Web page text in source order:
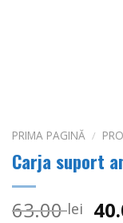
PRIMA PAGINĂ /
Carja suport
63.00lei